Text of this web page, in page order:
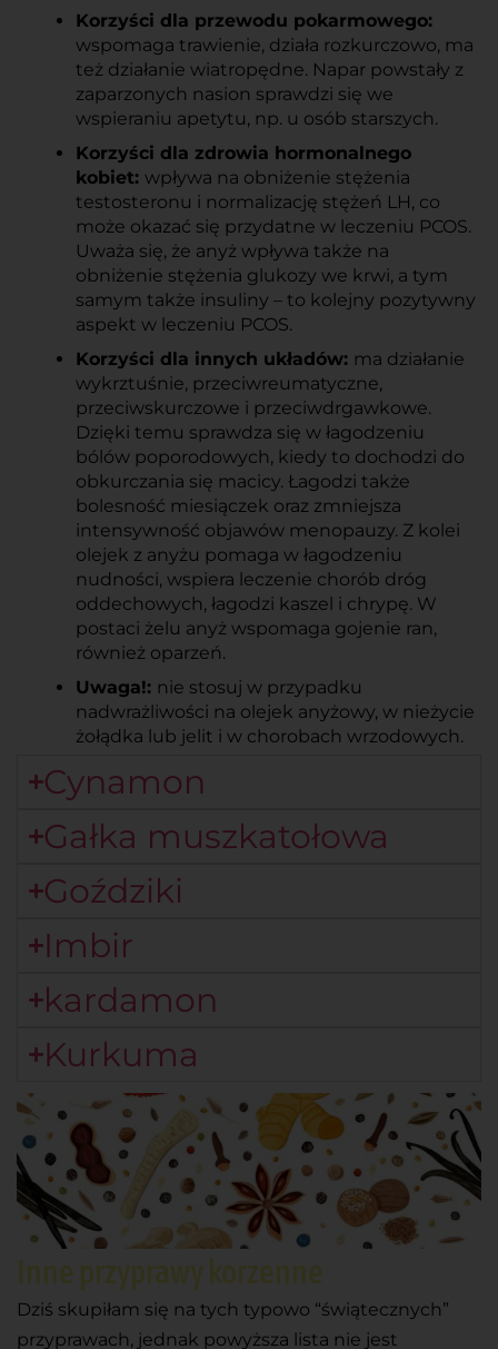
wspomaga trawienie, działa rozkurczowo, ma
też działanie wiatropędne. Napar powstały z
zaparzonych nasion sprawdzi się we
wspieraniu apetytu, np. u osób starszych.
Korzyści dla zdrowia hormonalnego
kobiet: wpływa na obniżenie stężenia
testosteronu i normalizację stężeń LH, co
może okazać się przydatne w leczeniu PCOS.
Uważa się, że anyż wpływa także na
obniżenie stężenia glukozy we krwi, a tym
samym także insuliny – to kolejny pozytywny
aspekt w leczeniu PCOS.
Korzyści dla innych układów: ma działanie
wykrztuśnie, przeciwreumatyczne,
przeciwskurczowe i przeciwdrgawkowe.
Dzięki temu sprawdza się w łagodzeniu
bólów poporodowych, kiedy to dochodzi do
obkurczania się macicy. Łagodzi także
bolesność miesiączek oraz zmniejsza
intensywność objawów menopauzy. Z kolei
olejek z anyżu pomaga w łagodzeniu
nudności, wspiera leczenie chorób dróg
oddechowych, łagodzi kaszel i chrypę. W
postaci żelu anyż wspomaga gojenie ran,
również oparzeń.
Uwaga!: nie stosuj w przypadku
nadwrażliwości na olejek anyżowy, w nieżycie
żołądka lub jelit i w chorobach wrzodowych.
Cynamon
Gałka muszkatołowa
Goździki
Imbir
kardamon
Kurkuma
Inne przyprawy korzenne
Dziś skupiłam się na tych typowo “świątecznych”
przyprawach, jednak powyższa lista nie jest